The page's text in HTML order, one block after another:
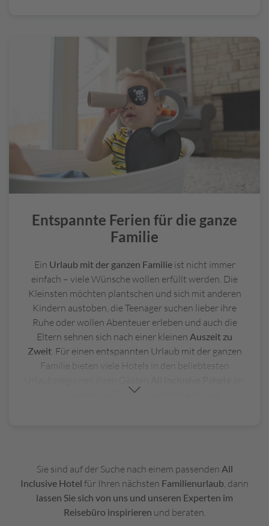
Entspannte Ferien für die ganze
Familie
Ein Urlaub mit der ganzen Familieist nicht immer
einfach – viele Wünsche wollen erfüllt werden. Die
Kleinsten möchten plantschen und sich mit anderen
Kindern austoben, die Teenager suchen lieber ihre
Ruhe oder wollen Abenteuer erleben und auch die
Eltern sehnen sich nach einer kleinen Auszeit zu
Zweit. Für einen entspannten Urlaub mit der ganzen
Familie bieten viele Hotels in den beliebtesten
Türkei
1. Familienfreundlichkeit–All Inclusive Resorts und
Hotelssind oftmals auf Familien ausgerichtet und
bieten viele kinderfreundliche Aktivitäten.
Kinderclubs, Spielplätze und Pools für Kinder sowie
Sie sind auf der Suche nach einem passenden All
Inclusive Hotel für Ihren nächsten Familienurlaub , dann
lassen Sie sich von uns und unseren Experten im
Reisebüro inspirieren und beraten.